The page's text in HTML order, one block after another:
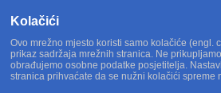
Kolačići
Ovo mrežno mjesto koristi samo kolačiće (engl.
prikaz sadržaja mrežnih stranica. Ne
obrađujemo osobne podatke posjetitelja.
stranica prihvaćate da se nužni kolačići spreme